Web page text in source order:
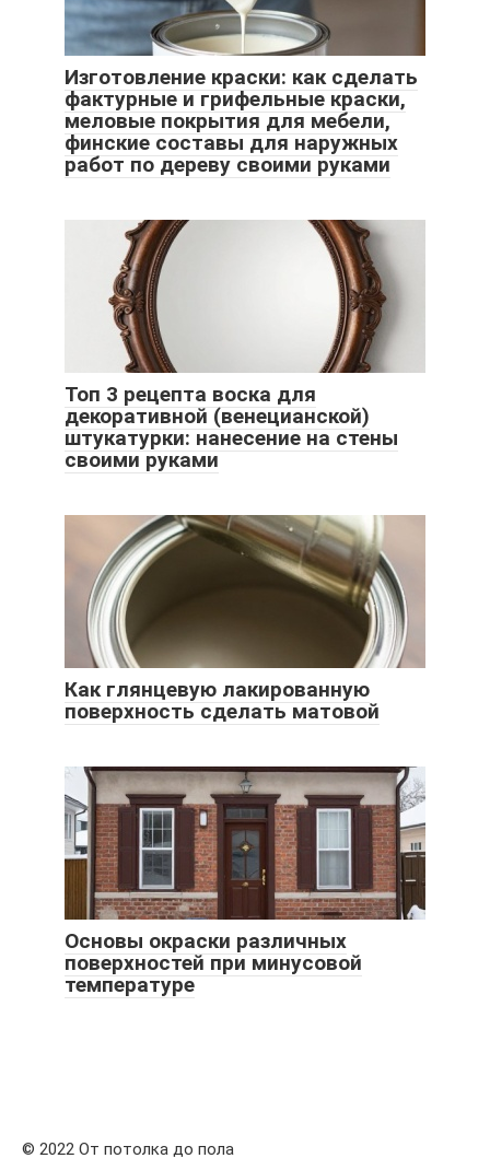
Изготовление краски: как сделать
фактурные и грифельные краски,
меловые покрытия для мебели,
финские составы для наружных
работ по дереву своими руками
Топ 3 рецепта воска для
декоративной (венецианской)
штукатурки: нанесение на стены
своими руками
Как глянцевую лакированную
поверхность сделать матовой
Основы окраски различных
поверхностей при минусовой
температуре
© 2022 От потолка до пола